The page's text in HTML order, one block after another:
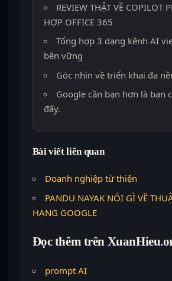
REVIEW THẬT VỀ COPILOT
HỢP OFFICE 365
Tổng hợp 3 dạng kênh AI
bền vững
Góc nhìn về triển khai đa
Google cần bạn hơn là bạn
đấy.
Bài viết liên quan
Doanh nghiệp từ thiện
PANDU NAYAK NÓI GÌ VỀ
HẠNG GOOGLE
Đọc thêm trên
prompt AI